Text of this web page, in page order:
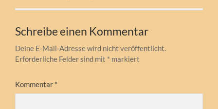
Schreibe einen Kommentar
Deine E-Mail-Adresse wird nicht veröffentlicht.
Erforderliche Felder sind mit * markiert
Kommentar *